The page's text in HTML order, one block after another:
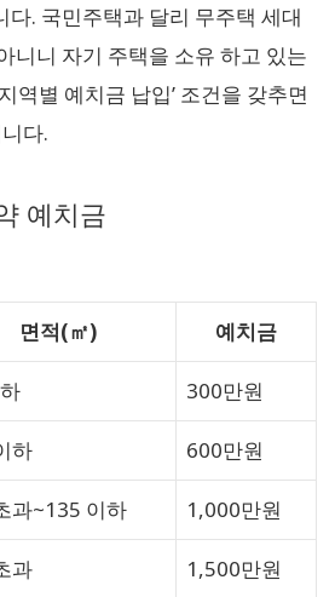
다. 국민주택과 달리 무주택 세대
니니 자기 주택을 소유 하고 있는
역별 예치금 납입’ 조건을 갖추면
다.
예치금
면적(㎡) 예치금
300만원
하 600만원
과~135 이하 1,000만원
과 1,500만원